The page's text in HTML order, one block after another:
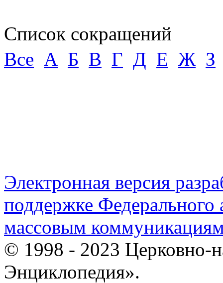
Список сокращений
Все А Б В Г Д Е Ж З
Электронная версия
поддержке Федерального
массовым
© 1998 - 2023 Церковно-
Энциклопедия».